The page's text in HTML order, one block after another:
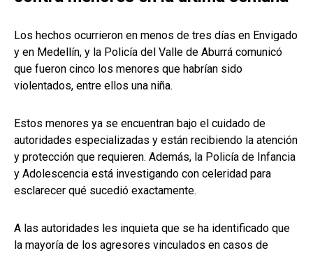
Los hechos ocurrieron en menos de tres días en Envigado
y en Medellín, y la Policía del Valle de Aburrá comunicó
que fueron cinco los menores que habrían sido
violentados, entre ellos una niña.
Estos menores ya se encuentran bajo el cuidado de
autoridades especializadas y están recibiendo la atención
y protección que requieren. Además, la Policía de Infancia
y Adolescencia está investigando con celeridad para
esclarecer qué sucedió exactamente.
A las autoridades les inquieta que se ha identificado que
la mayoría de los agresores vinculados en casos de